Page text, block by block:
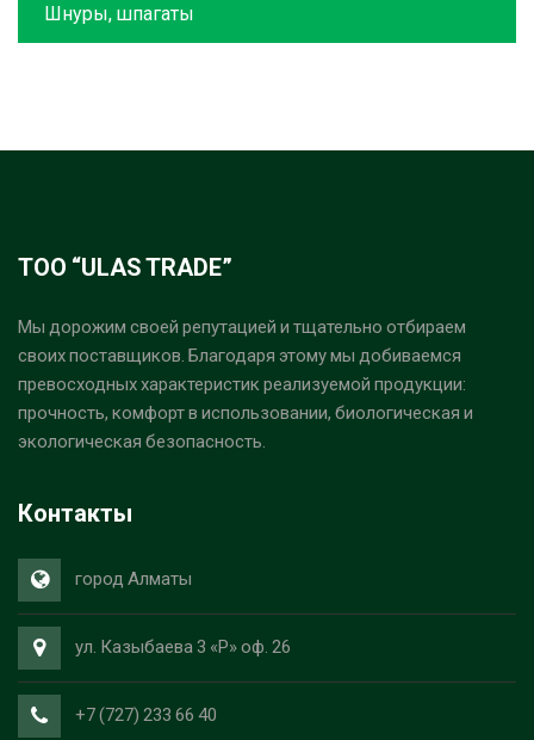
Шнуры, шпагаты
ТОО “ULAS TRADE”
Мы дорожим своей репутацией и тщательно отбираем
своих поставщиков. Благодаря этому мы добиваемся
превосходных характеристик реализуемой продукции:
прочность, комфорт в использовании, биологическая и
экологическая безопасность.
Контакты
город Алматы
ул. Казыбаева 3 «Р» оф. 26
+7 (727) 233 66 40